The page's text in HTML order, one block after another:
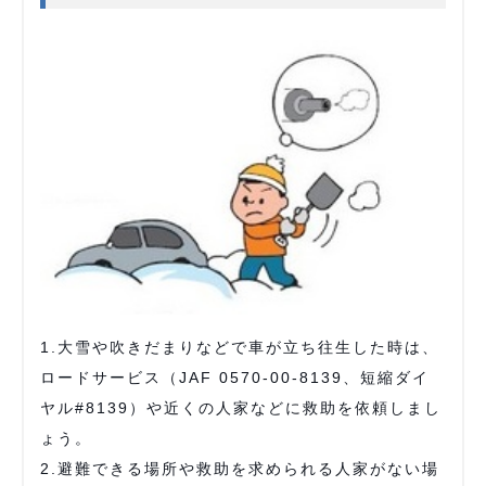
1.大雪や吹きだまりなどで車が立ち往生した時は、
ロードサービス（JAF 0570-00-8139、短縮ダイ
ヤル#8139）や近くの人家などに救助を依頼しまし
ょう。
2.避難できる場所や救助を求められる人家がない場